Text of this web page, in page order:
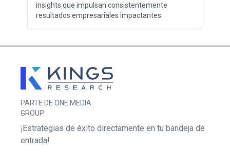
insights que impulsan consistentemente
resultados empresariales impactantes.
PARTE DE ONE MEDIA
GROUP
¡Estrategias de éxito directamente en tu bandeja de
entrada!